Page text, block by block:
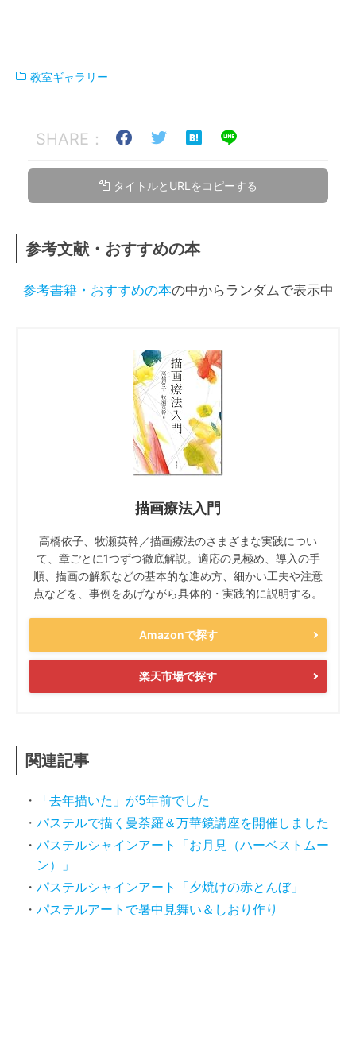
教室ギャラリー
SHARE：
タイトルとURLをコピーする
参考文献・おすすめの本
参考書籍・おすすめの本の中からランダムで表示中
描画療法入門
高橋依子、牧瀬英幹／描画療法のさまざまな実践につい
て、章ごとに1つずつ徹底解説。適応の見極め、導入の手
順、描画の解釈などの基本的な進め方、細かい工夫や注意
点などを、事例をあげながら具体的・実践的に説明する。
Amazonで探す
楽天市場で探す
関連記事
「去年描いた」が5年前でした
パステルで描く曼荼羅＆万華鏡講座を開催しました
パステルシャインアート「お月見（ハーベストムー
ン）」
パステルシャインアート「夕焼けの赤とんぼ」
パステルアートで暑中見舞い＆しおり作り